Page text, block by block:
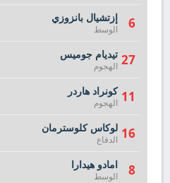
6 إزتشيال بانزوزي
الوسط
27 تيديام جوميس
الهجوم
11 كونراد هاردر
الهجوم
16 لوكاس كلوسترمان
الدفاع
8 امادو هيدارا
الوسط